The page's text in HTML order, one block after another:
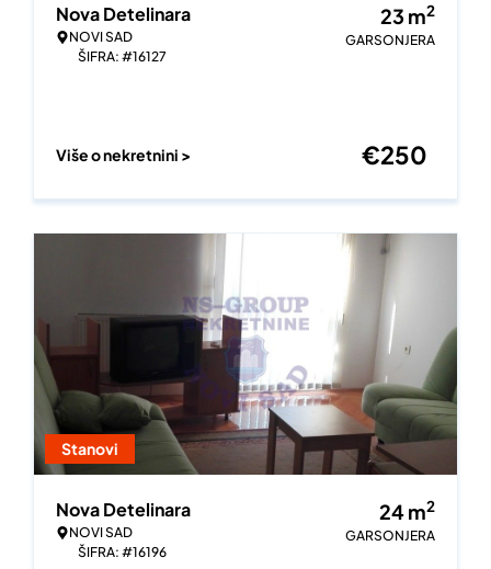
Nova Detelinara
NOVI SAD
ŠIFRA: #16127
23 m2
GARSONJERA
Više o nekretnini > €250
Stanovi
Nova Detelinara
NOVI SAD
ŠIFRA: #16196
24m2
GARSONJERA